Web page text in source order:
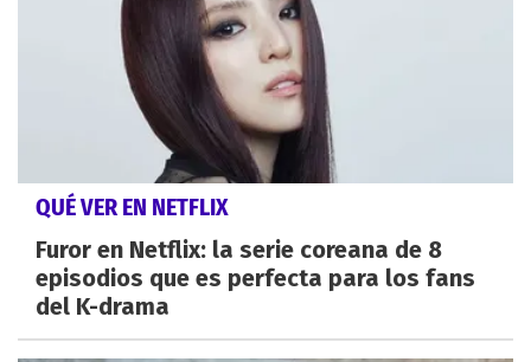
QUÉ VER EN NETFLIX
Furor en Netflix: la serie coreana de 8
episodios que es perfecta para los fans
del K-drama